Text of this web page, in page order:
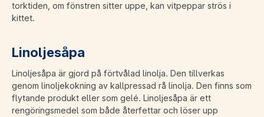
torktiden, om fönstren sitter uppe, kan vitpeppar strös i
kittet.
Linoljesåpa
Linoljesåpa är gjord på förtvålad linolja. Den tillverkas
genom linoljekokning av kallpressad rå linolja. Den finns som
flytande produkt eller som gelé. Linoljesåpa är ett
rengöringsmedel som både återfettar och löser upp